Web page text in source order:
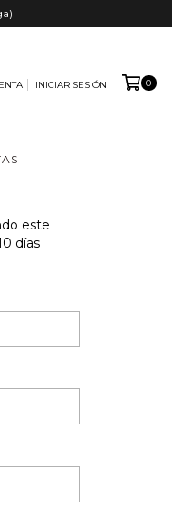
INICIAR SESIÓN 0
este
días